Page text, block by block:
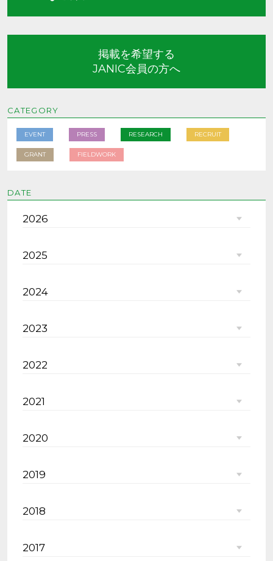
掲載を希望する
JANIC会員の方へ
CATEGORY
EVENT PRESS RESEARCH RECRUIT
GRANT FIELDWORK
DATE
2026
2025
2024
2023
2022
2021
2020
2019
2018
2017